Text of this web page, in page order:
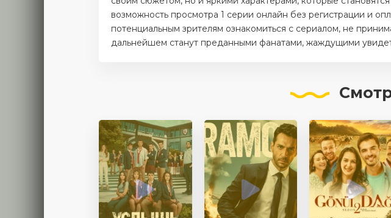
возможность просмотра 1 серии онлайн без регистрации и
потенциальным зрителям ознакомиться с сериалом, не
дальнейшем станут преданными фанатами, жаждущими